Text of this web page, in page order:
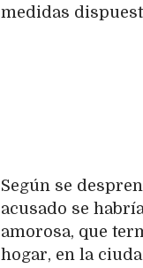
medidas
Según se
acusado se
amorosa, que
hogar, en la